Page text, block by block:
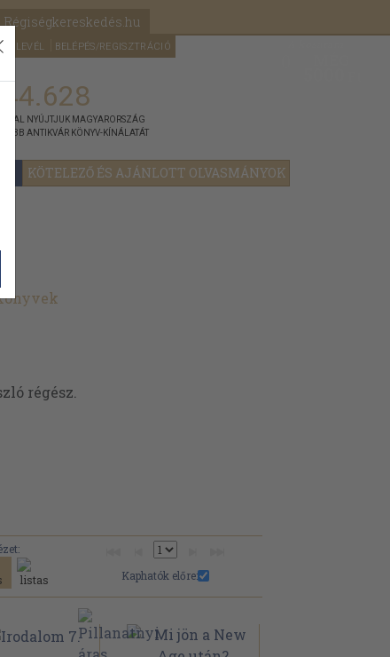
BELÉPÉS/REGISZTRÁCIÓ
KÖTELEZŐ ÉS AJÁNLOTT OLVASMÁNYOK
NYÚJTJUK MAGYARORSZÁG
ANTIKVÁR KÖNYV-KÍNÁLATÁT
régész.
Kaphatók előre: